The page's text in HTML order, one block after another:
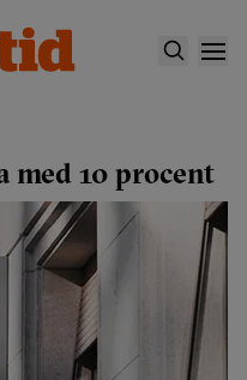
med 10 procent